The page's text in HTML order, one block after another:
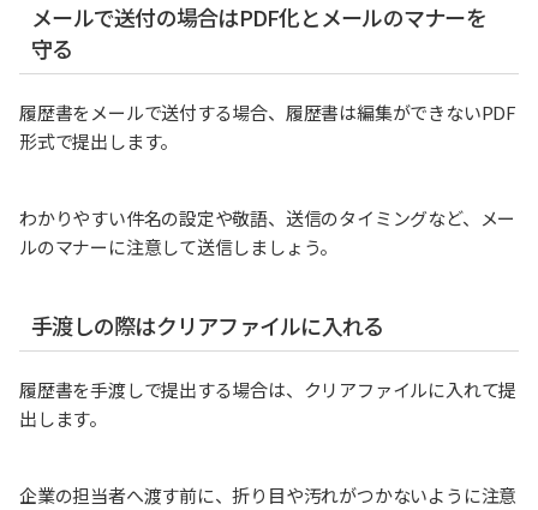
メールで送付の場合はPDF化とメールのマナーを
守る
履歴書をメールで送付する場合、履歴書は編集ができないPDF
形式で提出します。
わかりやすい件名の設定や敬語、送信のタイミングなど、メー
ルのマナーに注意して送信しましょう。
手渡しの際はクリアファイルに入れる
履歴書を手渡しで提出する場合は、クリアファイルに入れて提
出します。
企業の担当者へ渡す前に、折り目や汚れがつかないように注意